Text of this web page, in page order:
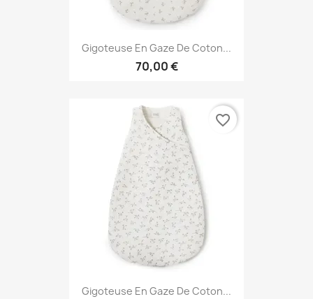
Gigoteuse En Gaze De Coton...
70,00 €
Gigoteuse En Gaze De Coton...
favorite_border